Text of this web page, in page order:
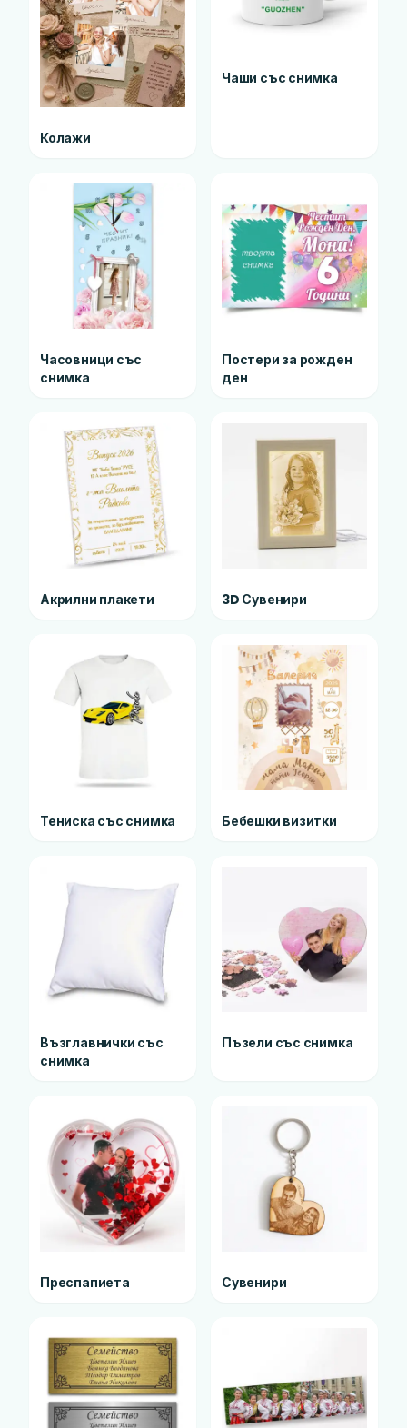
Колажи
Чаши със снимка
Часовници със
снимка
Постери за рожден
ден
Акрилни плакети 3D Сувенири
Тениска със снимка Бебешки визитки
Възглавнички със
снимка
Пъзели със снимка
Преспапиета Сувенири